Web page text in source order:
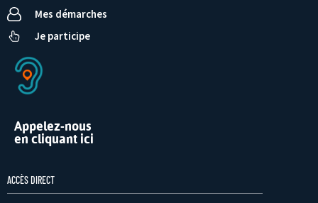
Mes démarches
Je participe
Appelez-nous
en cliquant ici
ACCÈS DIRECT